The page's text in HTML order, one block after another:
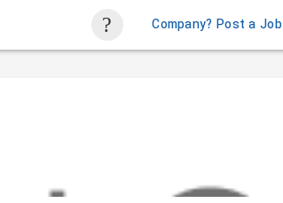
Company? Post a Job